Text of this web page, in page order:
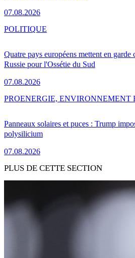
07.08.2026
Quatre pays européens mettent en garde
Russie pour l'Ossétie du Sud
07.08.2026
POLITIQUE
Panneaux solaires et puces : Trump
polysilicium
07.08.2026
PROENERGIE, ENVIRONNEMENT
PLUS DE CETTE SECTION